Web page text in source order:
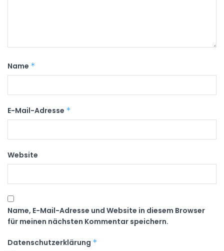
Name *
E-Mail-Adresse *
Website
Name, E-Mail-Adresse und Website in diesem Browser
für meinen nächsten Kommentar speichern.
Datenschutzerklärung *